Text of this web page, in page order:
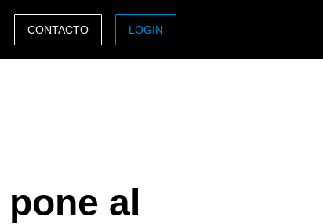
Singapore (English)
CONTACTO LOGIN
al